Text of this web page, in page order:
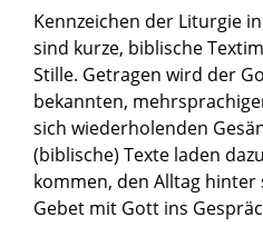
Kennzeichen der Liturgie
sind kurze, biblische
Stille. Getragen wird der
bekannten,
sich wiederholenden
(biblische) Texte laden
kommen, den Alltag hinter
Gebet mit Gott ins